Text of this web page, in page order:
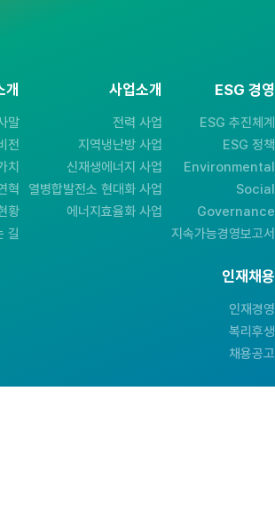
개
말
전
치
혁
황
길
사업소개
전력 사업
지역냉난방 사업
신재생에너지 사업
열병합발전소 현대화 사업
에너지효율화 사업
ESG 경영
ESG 추진체계
ESG 정책
Environmental
Social
Governance
지속가능경영보고서
인재채용
인재경영
복리후생
채용공고